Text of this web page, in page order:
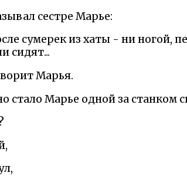
сестре Марье:
сумерек из хаты - ни ногой,
сидят...
Марья.
стало Марье одной за станком